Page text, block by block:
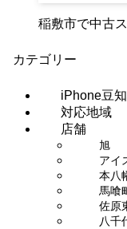
稲敷市で中古
カテゴリー
iPhone豆
対応地域
店舗
旭
アイ
本八
馬喰
佐原
八千